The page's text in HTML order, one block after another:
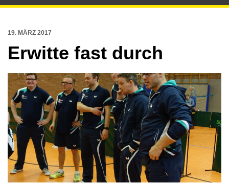
19. MÄRZ 2017
Erwitte fast durch